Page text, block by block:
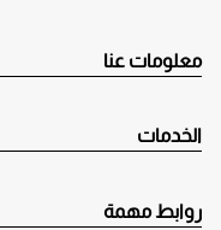
معلومات عنا
الخدمات
روابط مهمة